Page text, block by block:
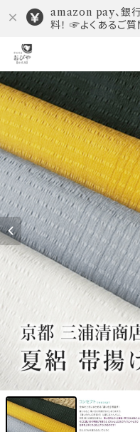
amazon pay、銀
料！ ☞よくあるご質